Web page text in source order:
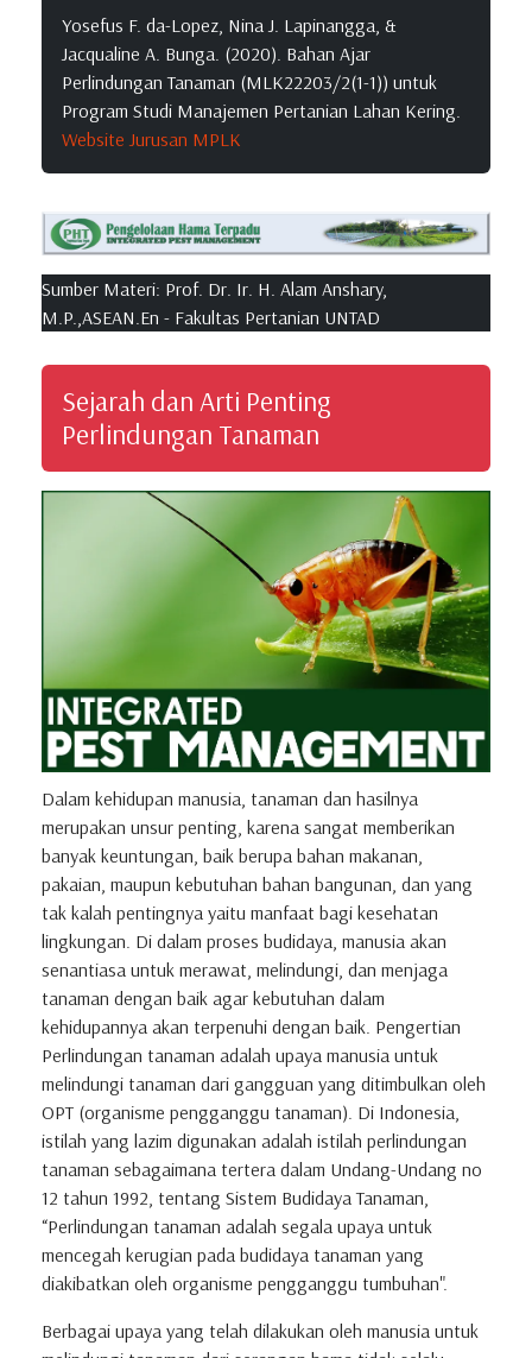
Yosefus F. da-Lopez, Nina J. Lapinangga, &
Jacqualine A. Bunga. (2020). Bahan Ajar
Perlindungan Tanaman (MLK22203/2(1-1)) untuk
Program Studi Manajemen Pertanian Lahan Kering.
Website Jurusan MPLK
Sumber Materi: Prof. Dr. Ir. H. Alam Anshary,
M.P.,ASEAN.En - Fakultas Pertanian UNTAD
Sejarah dan Arti Penting
Perlindungan Tanaman
Dalam kehidupan manusia, tanaman dan hasilnya
merupakan unsur penting, karena sangat memberikan
banyak keuntungan, baik berupa bahan makanan,
pakaian, maupun kebutuhan bahan bangunan, dan yang
tak kalah pentingnya yaitu manfaat bagi kesehatan
lingkungan. Di dalam proses budidaya, manusia akan
senantiasa untuk merawat, melindungi, dan menjaga
tanaman dengan baik agar kebutuhan dalam
kehidupannya akan terpenuhi dengan baik. Pengertian
Perlindungan tanaman adalah upaya manusia untuk
melindungi tanaman dari gangguan yang ditimbulkan oleh
OPT (organisme pengganggu tanaman). Di Indonesia,
istilah yang lazim digunakan adalah istilah perlindungan
tanaman sebagaimana tertera dalam Undang-Undang no
12 tahun 1992, tentang Sistem Budidaya Tanaman,
“Perlindungan tanaman adalah segala upaya untuk
mencegah kerugian pada budidaya tanaman yang
diakibatkan oleh organisme pengganggu tumbuhan".
Berbagai upaya yang telah dilakukan oleh manusia untuk